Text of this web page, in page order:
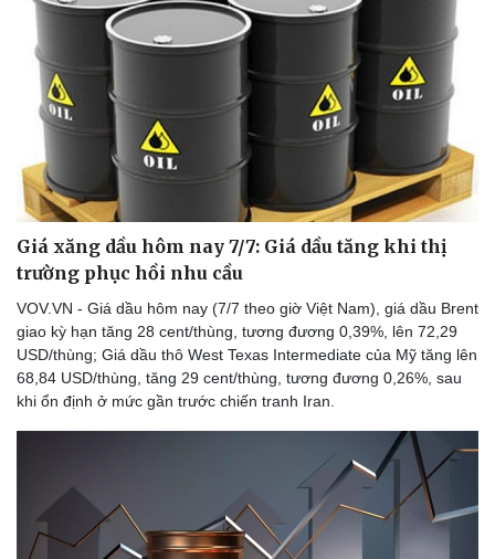
Giá xăng dầu hôm nay 7/7: Giá dầu tăng khi thị
trường phục hồi nhu cầu
VOV.VN - Giá dầu hôm nay (7/7 theo giờ Việt Nam), giá dầu Brent
giao kỳ hạn tăng 28 cent/thùng, tương đương 0,39%, lên 72,29
USD/thùng; Giá dầu thô West Texas Intermediate của Mỹ tăng lên
68,84 USD/thùng, tăng 29 cent/thùng, tương đương 0,26%, sau
khi ổn định ở mức gần trước chiến tranh Iran.